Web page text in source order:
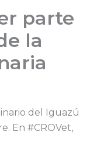
parte
la
del Iguazú
En #CROVet,